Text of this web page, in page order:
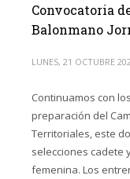
Convocatoria
Balonmano
LUNES, 21 OCTUBRE
Continuamos con
preparación del
Territoriales, este
selecciones cadete
femenina. Los